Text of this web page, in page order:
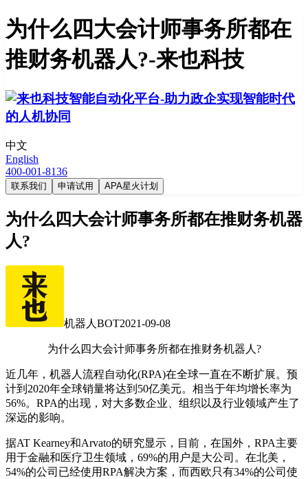
为什么四大会计师事务所都在
推财务机器人?-来也科技
中文
English
400-001-8136
联系我们 申请试用 APA星火计划
为什么四大会计师事务所都在推财务机器
人?
机器人BOT2021-09-08
为什么四大会计师事务所都在推财务机器人?
近几年，机器人流程自动化(RPA)在全球一直在不断扩展。预
计到2020年全球销量将达到50亿美元。相当于年均增长率为
56%。RPA的出现，对大多数企业、组织以及行业领域产生了
深远的影响。
据AT Kearney和Arvato的研究显示，目前，在国外，RPA主要
用于金融和医疗卫生领域，69%的用户是大公司。在北美，
54%的公司已经使用RPA解决方案，而西欧只有34%的公司使